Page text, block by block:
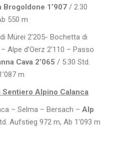
Brogoldone 1’907 / 2.30
550 m
Mürei 2’205- Bochetta di
Alpe d’Oerz 2’110 – Passo
Cava 2’065/ 5.30 Std.
m
Alpino Calanca
– Selma – Bersach –Alp
Aufstieg 972 m, Ab 1’093 m